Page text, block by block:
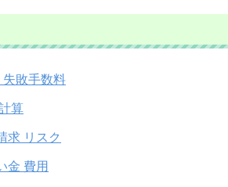
失敗手数料
算
求 リスク
金 費用